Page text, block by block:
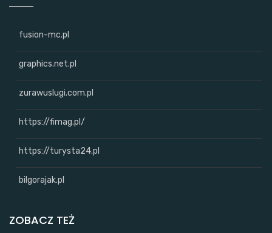
fusion-mc.pl
graphics.net.pl
zurawuslugi.com.pl
https://fimag.pl/
https://turysta24.pl
bilgorajak.pl
ZOBACZ TEŻ